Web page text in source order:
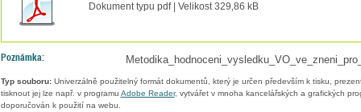
Dokument typu pdf | Velikost 329,86 kB
Poznámka:
Typ souboru:Univerzálně použitelný formát dokumentů, který je určen především k tisku,
tisknout jej lze např. v programu Adobe Reader, vytvářet v mnoha kancelářských a grafických
doporučován k použití na webu.